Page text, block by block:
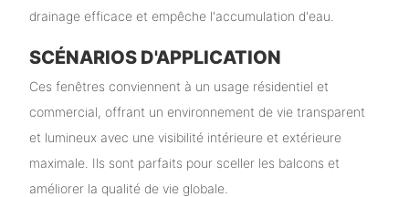
drainage efficace et empêche l'accumulation d'eau.
SCÉNARIOS D'APPLICATION
Ces fenêtres conviennent à un usage résidentiel et
commercial, offrant un environnement de vie transparent
et lumineux avec une visibilité intérieure et extérieure
maximale. Ils sont parfaits pour sceller les balcons et
améliorer la qualité de vie globale.